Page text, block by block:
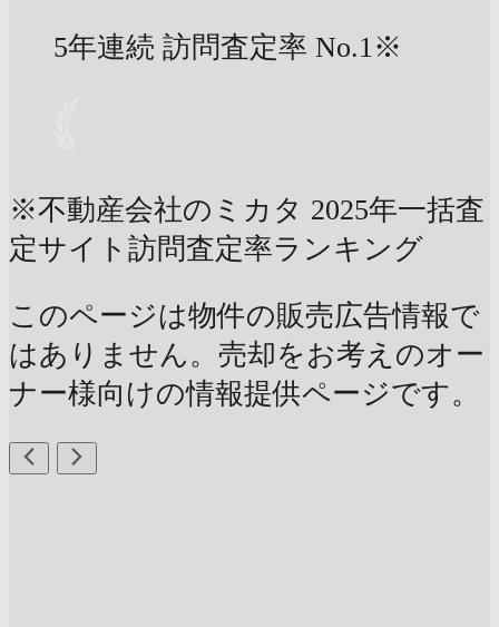
5年連続 訪問査定率 No.1※
※不動産会社のミカタ 2025年一括査
定サイト訪問査定率ランキング
このページは物件の販売広告情報で
はありません。売却をお考えのオー
ナー様向けの情報提供ページです。